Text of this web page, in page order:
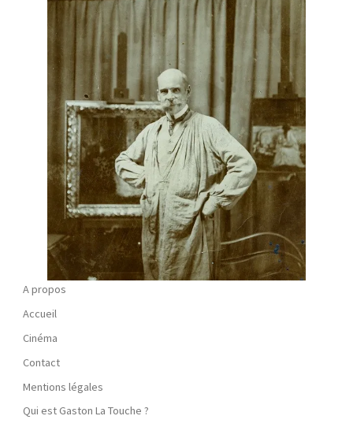
A propos
Accueil
Cinéma
Contact
Mentions légales
Qui est Gaston La Touche ?